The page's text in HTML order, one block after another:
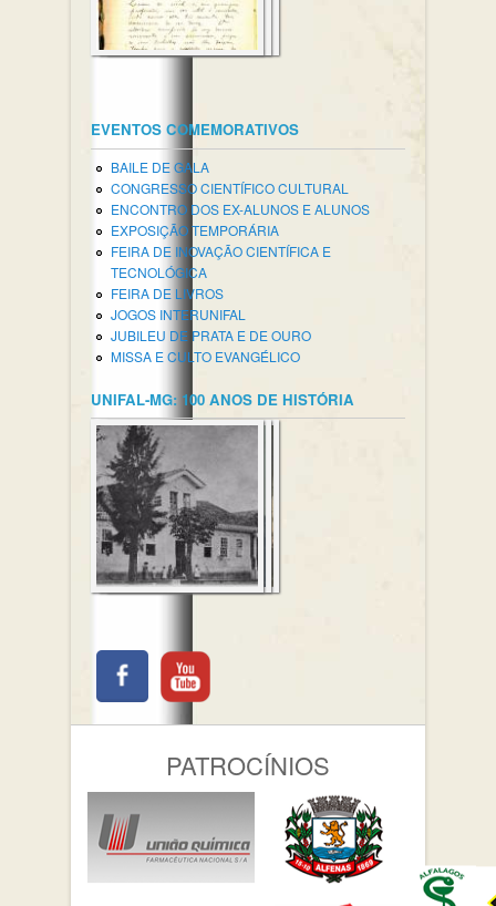
EVENTOS COMEMORATIVOS
BAILE DE GALA
CONGRESSO CIENTÍFICO CULTURAL
ENCONTRO DOS EX-ALUNOS E ALUNOS
EXPOSIÇÃO TEMPORÁRIA
FEIRA DE INOVAÇÃO CIENTÍFICA E
TECNOLÓGICA
FEIRA DE LIVROS
JOGOS INTERUNIFAL
JUBILEU DE PRATA E DE OURO
MISSA E CULTO EVANGÉLICO
UNIFAL-MG: 100 ANOS DE HISTÓRIA
PATROCÍNIOS